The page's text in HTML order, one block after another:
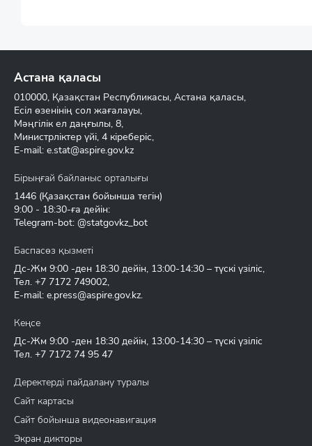
Астана қаласы
010000, Қазақстан Республикасы, Астана қаласы,
Есіл өзенінің сол жағалауы,
Мәңгілік ел даңғылы, 8,
Министрліктер үйі, 4 кіреберіс,
E-mail: e.stat@aspire.gov.kz
Бірыңғай байланыс орталығы
1446 (Қазақстан бойынша тегін)
9:00 - 18:30-ға дейін:
Telegram-bot: @statgovkz_bot
Баспасөз қызметі
Дс-Жм 9:00 -ден 18:30 дейін, 13:00-14:30 – түскі үзіліс,
Тел. +7 7172 749002,
E-mail: e.press@aspire.gov.kz.
Кеңсе
Дс-Жм 9:00 -ден 18:30 дейін, 13:00-14:30 – түскі үзіліс
Тел. +7 7172 74 95 47
Деректерді пайдалану туралы
Сайт картасы
Сайт бойынша видеонавигация
Экран дикторы